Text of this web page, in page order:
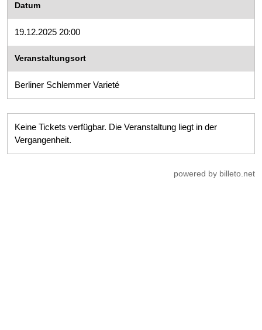
Datum
19.12.2025 20:00
Veranstaltungsort
Berliner Schlemmer Varieté
Keine Tickets verfügbar. Die Veranstaltung liegt in der
Vergangenheit.
powered by billeto.net